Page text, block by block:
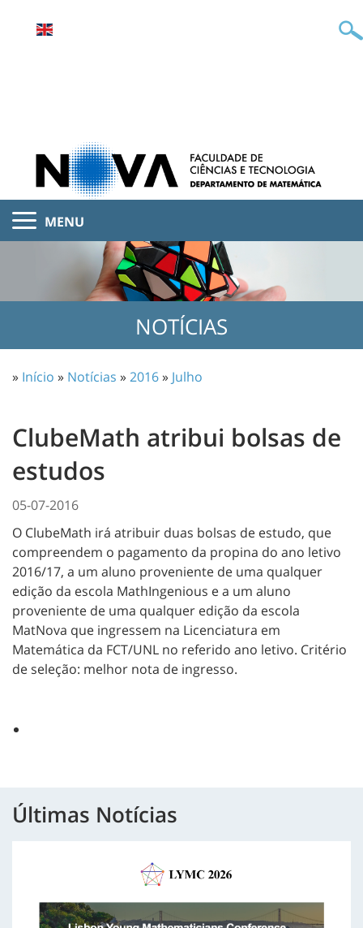
MENU
NOTÍCIAS
» Início » Notícias »2016» Julho
ClubeMath atribui bolsas de
estudos
05-07-2016
O ClubeMath irá atribuir duas bolsas de estudo, que
compreendem o pagamento da propina do ano letivo
2016/17, a um aluno proveniente de uma qualquer
edição da escola MathIngenious e a um aluno
proveniente de uma qualquer edição da escola
MatNova que ingressem na Licenciatura em
Matemática da FCT/UNL no referido ano letivo. Critério
de seleção: melhor nota de ingresso.
Últimas Notícias